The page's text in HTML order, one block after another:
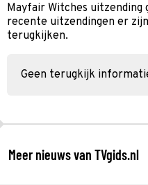
Mayfair Witches
recente uitzendingen er
terugkijken.
Geen terugkijk
Meer nieuws van TVgids.nl